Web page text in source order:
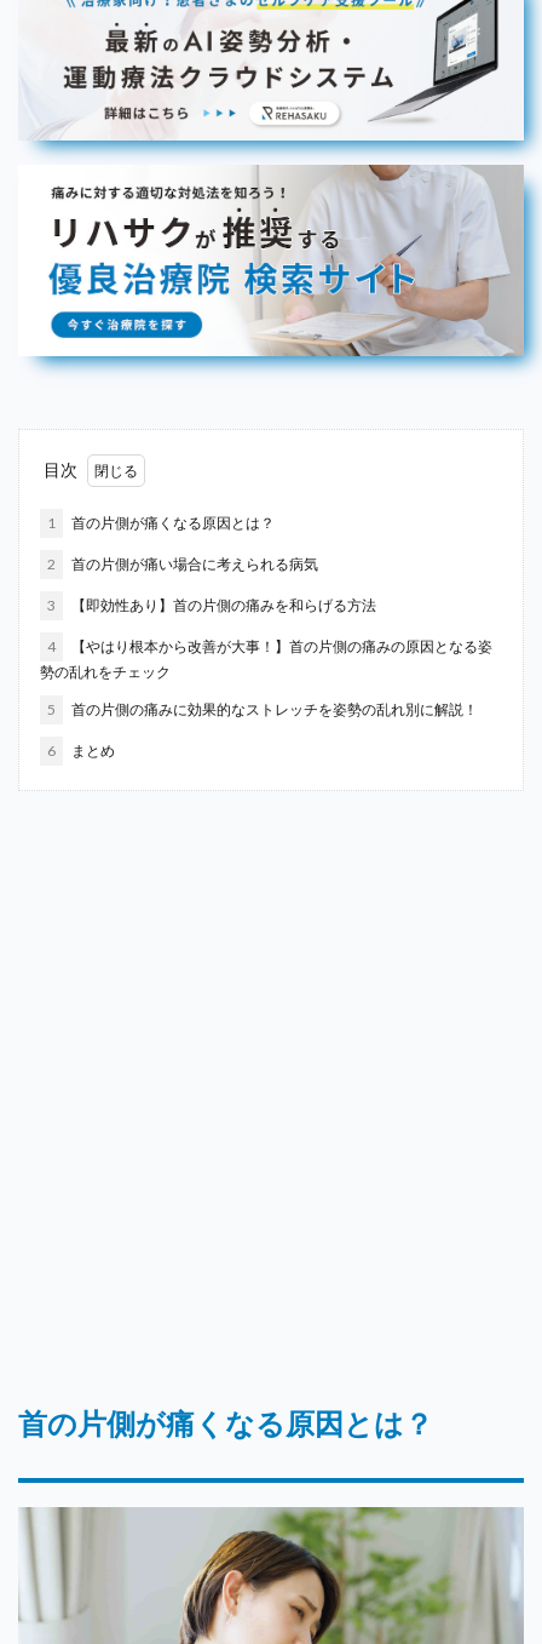
目次
1 首の片側が痛くなる原因とは？
2 首の片側が痛い場合に考えられる病気
3 【即効性あり】首の片側の痛みを和らげる方法
4
【やはり根本から改善が大事！】首の片側の痛みの原因となる姿
勢の乱れをチェック
5 首の片側の痛みに効果的なストレッチを姿勢の乱れ別に解説！
6 まとめ
首の片側が痛くなる原因とは？